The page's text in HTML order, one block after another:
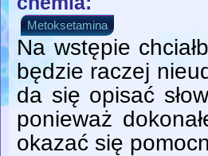
Metoksetamina
Na wstępie
będzie raczej
da się opisać
ponieważ
okazać się